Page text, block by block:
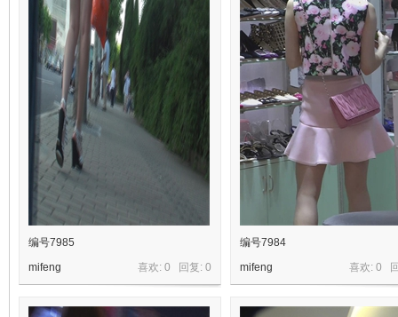
编号7985
喜欢: 0 回复: 0
mifeng
编号7984
喜欢: 0
mifeng